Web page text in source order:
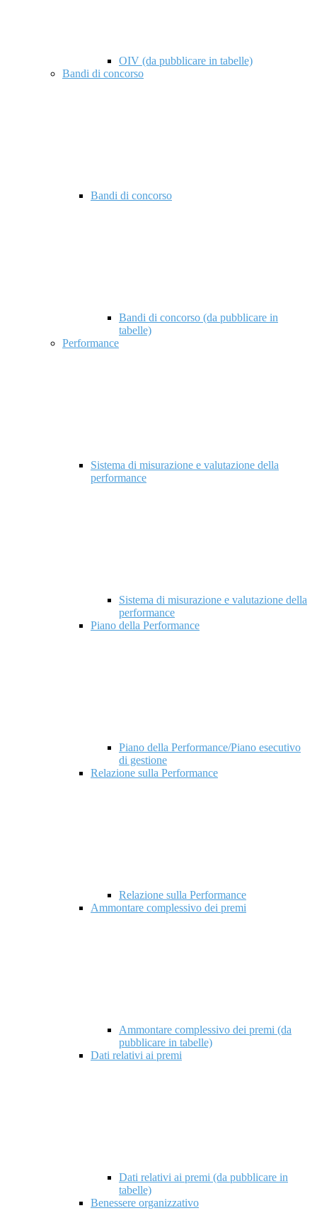
OIV (da pubblicare in tabelle)
Bandi di concorso
Bandi di concorso
Bandi di concorso (da pubblicare in
tabelle)
Performance
Sistema di misurazione e valutazione della
performance
Sistema di misurazione e valutazione della
performance
Piano della Performance
Piano della Performance/Piano esecutivo
di gestione
Relazione sulla Performance
Relazione sulla Performance
Ammontare complessivo dei premi
Ammontare complessivo dei premi (da
pubblicare in tabelle)
Dati relativi ai premi
Dati relativi ai premi (da pubblicare in
tabelle)
Benessere organizzativo